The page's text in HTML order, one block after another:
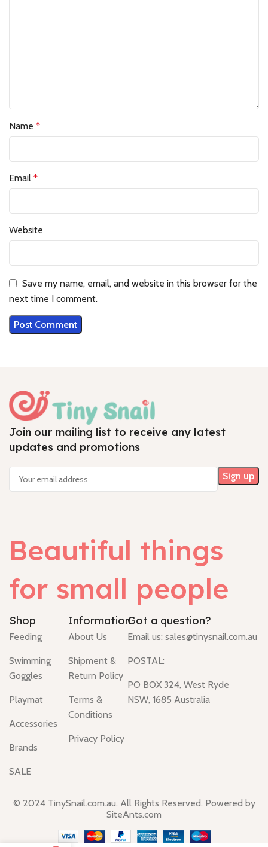
Name *
Email *
Website
Save my name, email, and website in this browser for the
next time I comment.
Join our mailing list to receive any latest
updates and promotions
Beautiful things
for small people
Shop
Feeding
Swimming
Goggles
Playmat
Accessories
Brands
SALE
Information
About Us
Shipment &
Return Policy
Terms &
Conditions
Privacy Policy
Got a question?
Email us: sales@tinysnail.com.au
POSTAL:
PO BOX 324, West Ryde
NSW, 1685 Australia
© 2024 TinySnail.com.au. All Rights Reserved. Powered by
SiteAnts.com